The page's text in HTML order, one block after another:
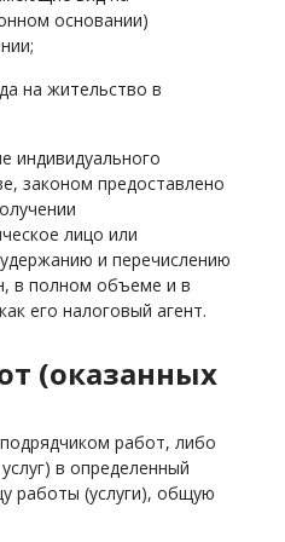
основании)
на жительство в
индивидуального
законом предоставлено
лицо или
и перечислению
в полном объеме и в
его налоговый агент.
(оказанных
работ, либо
в определенный
работы (услуги), общую